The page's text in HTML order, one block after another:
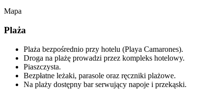
Mapa
Plaża
Plaża bezpośrednio przy hotelu (Playa Camarones).
Droga na plażę prowadzi przez kompleks hotelowy.
Piaszczysta.
Bezpłatne leżaki, parasole oraz ręczniki plażowe.
Na plaży dostępny bar serwujący napoje i przekąski.